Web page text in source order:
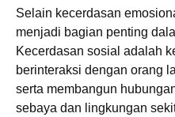
Selain kecerdasan
menjadi bagian penting
Kecerdasan sosial adalah
berinteraksi dengan orang
serta membangun
sebaya dan lingkungan